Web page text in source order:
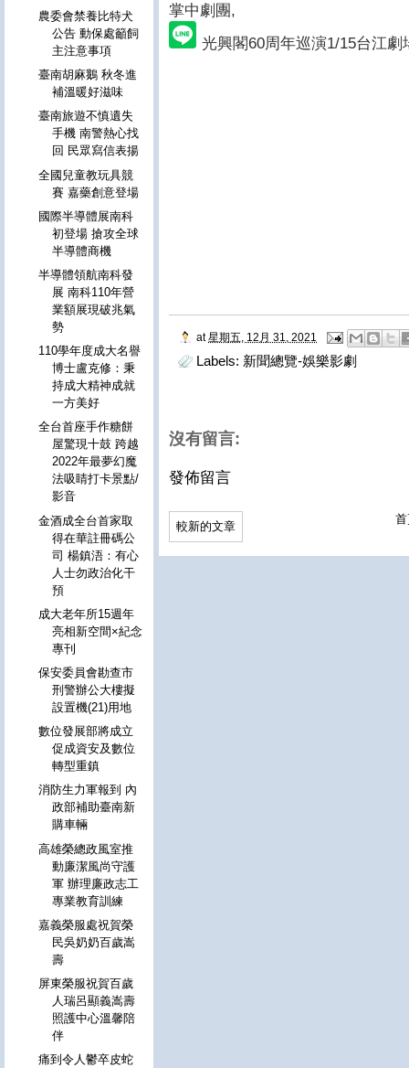
掌中劇團,
光興閣60周年巡演1/15台江
at 星期五, 12月 31, 2021
Labels: 新聞總覽-娛樂影劇
沒有留言:
發佈留言
較新的文章
農委會禁養比特犬
公告 動保處籲飼
主注意事項
臺南胡麻鵝 秋冬進
補溫暖好滋味
臺南旅遊不慎遺失
手機 南警熱心找
回 民眾寫信表揚
全國兒童教玩具競
賽 嘉藥創意登場
國際半導體展南科
初登場 搶攻全球
半導體商機
半導體領航南科發
展 南科110年營
業額展現破兆氣
勢
110學年度成大名譽
博士盧克修：秉
持成大精神成就
一方美好
全台首座手作糖餅
屋驚現十鼓 跨越
2022年最夢幻魔
法吸睛打卡景點/
影音
金酒成全台首家取
得在華註冊碼公
司 楊鎮浯：有心
人士勿政治化干
預
成大老年所15週年
亮相新空間×紀念
專刊
保安委員會勘查市
刑警辦公大樓擬
設置機(21)用地
數位發展部將成立
促成資安及數位
轉型重鎮
消防生力軍報到 內
政部補助臺南新
購車輛
高雄榮總政風室推
動廉潔風尚守護
軍 辦理廉政志工
專業教育訓練
嘉義榮服處祝賀榮
民吳奶奶百歲嵩
壽
屏東榮服祝賀百歲
人瑞呂顯義嵩壽
照護中心溫馨陪
伴
痛到令人鬱卒皮蛇